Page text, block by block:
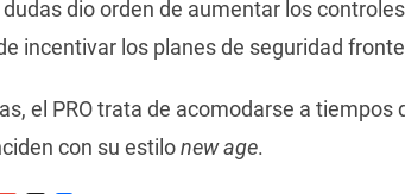
dio orden de aumentar los
incentivar los planes de seguridad
el PRO trata de acomodarse a tiempos
con su estilonew age.